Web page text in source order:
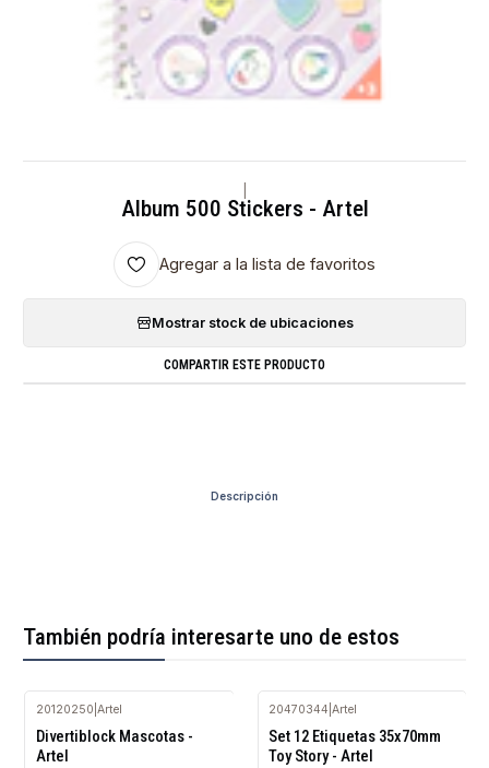
Album 500 Stickers - Artel
Agregar a la lista de favoritos
Mostrar stock de ubicaciones
COMPARTIR ESTE PRODUCTO
Descripción
También podría interesarte uno de estos
20120250 Artel
Divertiblock Mascotas -
Artel
20470344 Artel
Set 12 Etiquetas 35x70mm
Toy Story - Artel